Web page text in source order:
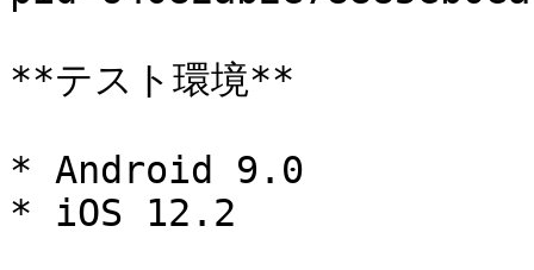
**テスト環境**
* Android 9.0
* iOS 12.2